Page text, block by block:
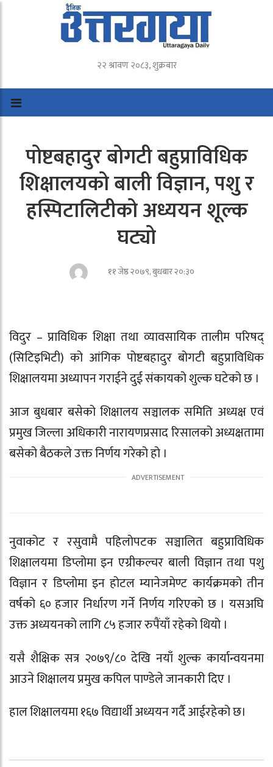
२२ श्रावण २०८३, शुक्रबार
पोष्टबहादुर बोगटी बहुप्राविधिक
शिक्षालयको बाली विज्ञान, पशु र
हस्पिटालिटीको अध्ययन शूल्क
घट्यो
११ जेष्ठ २०७९, बुधबार २०:३०
विदुर – प्राविधिक शिक्षा तथा व्यावसायिक तालीम परिषद्
(सिटिइभिटी) को आंगिक पोष्टबहादुर बोगटी बहुप्राविधिक
शिक्षालयमा अध्यापन गराईने दुई संकायको शुल्क घटेको छ ।
आज बुधबार बसेको शिक्षालय सञ्चालक समिति अध्यक्ष एवं
प्रमुख जिल्ला अधिकारीनारायणप्रसाद रिसालको अध्यक्षतामा
बसेको बैठकले उक्त निर्णय गरेको हो ।
नुवाकोट र रसुवामै पहिलोपटक सञ्चालित बहुप्राविधिक
शिक्षालयमा डिप्लोमा इन एग्रीकल्चर बाली विज्ञानतथापशु
विज्ञान र डिप्लोमा इन होटल म्यानेजमेण्ट कार्यक्रमको तीन
वर्षको ६० हजार निर्धारण गर्ने निर्णय गरिएको छ । यसअघि
उक्त अध्ययनको लागि ८५ हजार रुपैंयाँ रहेको थियो ।
यसै शैक्षिक सत्र २०७९/८० देखि नयाँ शुल्क कार्यान्वयनमा
आउने शिक्षालय प्रमुख कपिल पाण्डेले जानकारी दिए ।
हाल शिक्षालयमा १६७ विद्यार्थी अध्ययन गर्दै आईरहेको छ।